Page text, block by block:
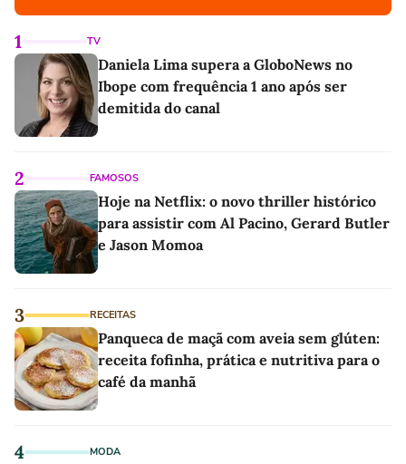
1 TV
Daniela Lima supera a GloboNews no
Ibope com frequência 1 ano após ser
demitida do canal
2 FAMOSOS
Hoje na Netflix: o novo thriller histórico
para assistir com Al Pacino, Gerard Butler
e Jason Momoa
3 RECEITAS
Panqueca de maçã com aveia sem glúten:
receita fofinha, prática e nutritiva para o
café da manhã
4 MODA